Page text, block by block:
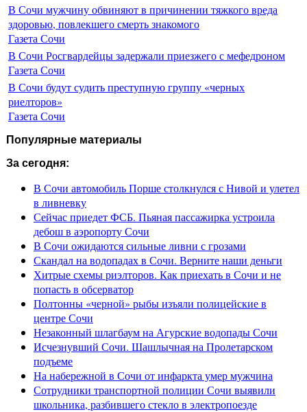
В Сочи мужчину обвиняют в причинении тяжкого вреда
здоровью, повлекшего смерть знакомого
Газета Сочи
В Сочи Росгвардейцы задержали приезжего с мефедроном
Газета Сочи
В Сочи будут судить преступную группу «черных
риелторов»
Газета Сочи
Популярные материалы
За сегодня:
В Сочи автомобиль Порше столкнулся с Нивой и улетел
в ливневку
Сейчас приедет ФСБ. Пьяная пассажирка устроила
дебош в аэропорту Сочи
В Сочи ожидаются сильные ливни с грозами
Скандал на водопадах в Сочи. Верните наши деньги
Хитрые схемы риэлторов. Как приехать в Сочи и не
попасть в обсерватор
Полтонны «черной» рыбы изъяли полицейские в
центре Сочи
Незаконный шлагбаум на Агурские водопады Сочи
Исчезнувший Сочи. Шашлычная на Пролетарском
подъеме
На набережной в Сочи от инфаркта умер мужчина
Сотрудники транспортной полиции Сочи выявили
школьника, разбившего стекло в электропоезде